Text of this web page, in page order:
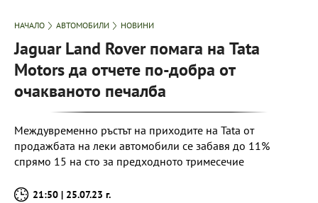
НАЧАЛО АВТОМОБИЛИ НОВИНИ
Jaguar Land Rover помага на Tata
Motors да отчете по-добра от
очакваното печалба
Междувременно ръстът на приходите на Tata от
продажбата на леки автомобили се забавя до 11%
спрямо 15 на сто за предходното тримесечие
21:50 | 25.07.23 г.